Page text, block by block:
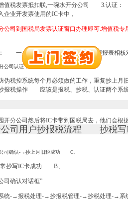
值税发票抵扣联,一碗水开分公司 3.认证：
企业开发票使用的IC卡中，
公司到国税局发票认证窗口办理即可.增值税
一、确认对话框”然后与各种销项报表相核
公司认证，
伪税控系统每个月必须做的工作，重复抄
税操作 应该是报税、抄税、认证两个系统
开分公司然后将IC卡带到国税局去， 他们会根
公司用户抄报税流程 抄税
司确认-→抄上月旧税成功 C、
抄写IC卡成功 B、
司确认对话框”
-→报税处理-→抄报税管理-→抄税处理-→系统